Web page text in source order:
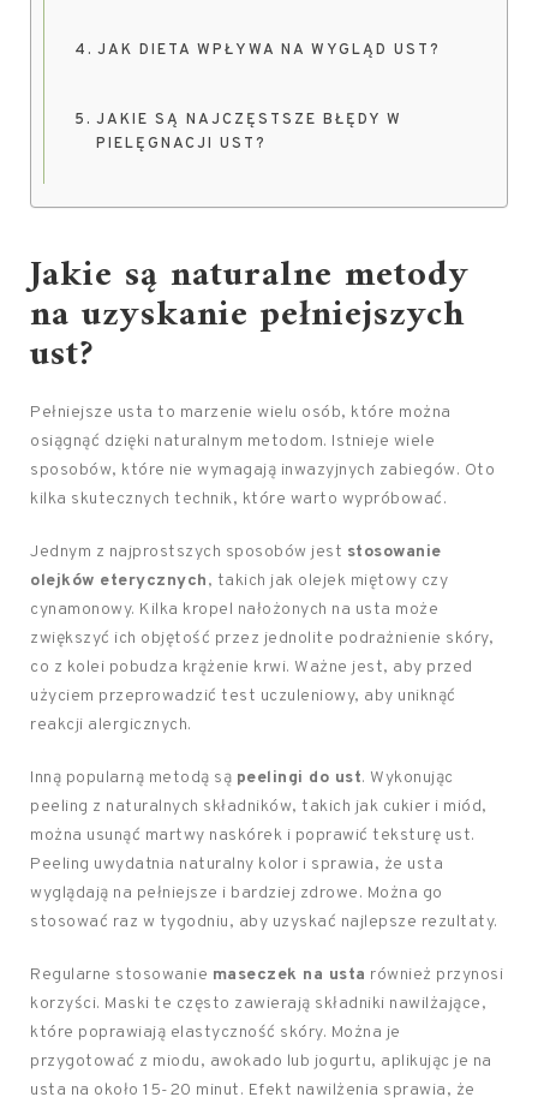
JAK DIETA WPŁYWA NA WYGLĄD UST?
JAKIE SĄ NAJCZĘSTSZE BŁĘDY W
PIELĘGNACJI UST?
Jakie są naturalne metody
na uzyskanie pełniejszych
ust?
Pełniejsze usta to marzenie wielu osób, które można
osiągnąć dzięki naturalnym metodom. Istnieje wiele
sposobów, które nie wymagają inwazyjnych zabiegów. Oto
kilka skutecznych technik, które warto wypróbować.
Jednym z najprostszych sposobów jest stosowanie
olejków eterycznych, takich jak olejek miętowy czy
cynamonowy. Kilka kropel nałożonych na usta może
zwiększyć ich objętość przez jednolite podrażnienie skóry,
co z kolei pobudza krążenie krwi. Ważne jest, aby przed
użyciem przeprowadzić test uczuleniowy, aby uniknąć
reakcji alergicznych.
Inną popularną metodą są peelingi do ust. Wykonując
peeling z naturalnych składników, takich jak cukier i miód,
można usunąć martwy naskórek i poprawić teksturę ust.
Peeling uwydatnia naturalny kolor i sprawia, że usta
wyglądają na pełniejsze i bardziej zdrowe. Można go
stosować raz w tygodniu, aby uzyskać najlepsze rezultaty.
Regularne stosowanie maseczek na usta również przynosi
korzyści. Maski te często zawierają składniki nawilżające,
które poprawiają elastyczność skóry. Można je
przygotować z miodu, awokado lub jogurtu, aplikując je na
usta na około 15-20 minut. Efekt nawilżenia sprawia, że